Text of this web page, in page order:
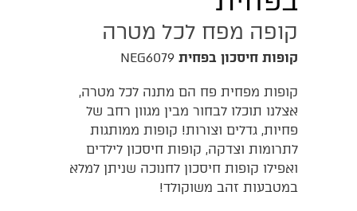
קופה מפח לכל מטרה
קופות חיסכון בפחית NEG6079
קופות מפחית פח הם מתנה לכל מטרה,
אצלנו תוכלו לבחור מבין מגוון רחב של
פחיות, גדלים וצורות! קופות ממותגות
לתרומות וצדקה, קופות חיסכון לילדים
ואפילו קופות חיסכון לחנוכה שניתן למלא
במטבעות זהב משוקולד!